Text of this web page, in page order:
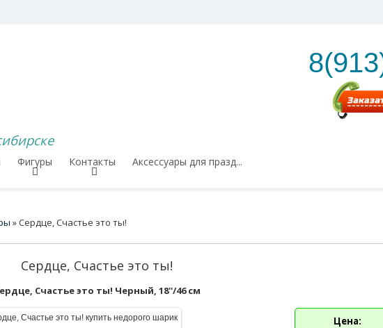
Фигуры Контакты Аксессуары для празд...
» Сердце, Счастье это ты!
Сердце, Счастье это ты!
Счастье это ты! Черный, 18''/46 см
Цена: